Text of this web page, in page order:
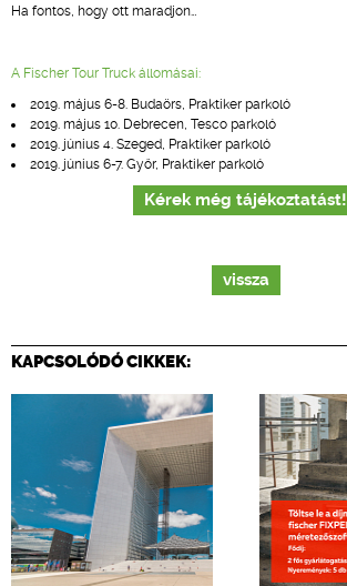
Ha fontos, hogy ott maradjon…
A Fischer Tour Truck állomásai:
2019. május 6-8. Budaörs, Praktiker parkoló
2019. május 10. Debrecen, Tesco parkoló
2019. június 4. Szeged, Praktiker parkoló
2019. június 6-7. Győr, Praktiker parkoló
Kérek még tájékoztatást!
vissza
KAPCSOLÓDÓ CIKKEK: